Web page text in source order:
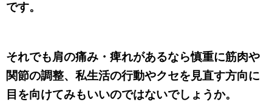
です。
それでも肩の痛み・痺れがあるなら慎重に筋肉や
関節の調整、私生活の行動やクセを見直す方向に
目を向けてみもいいのではないでしょうか。